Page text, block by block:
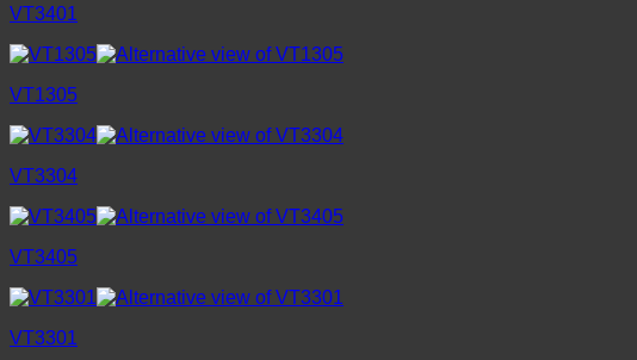
VT3401
VT1305
VT3304
VT3405
VT3301